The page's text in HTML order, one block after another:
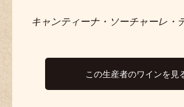
キャンティーナ・ソーチャーレ・
この生産者のワインを見